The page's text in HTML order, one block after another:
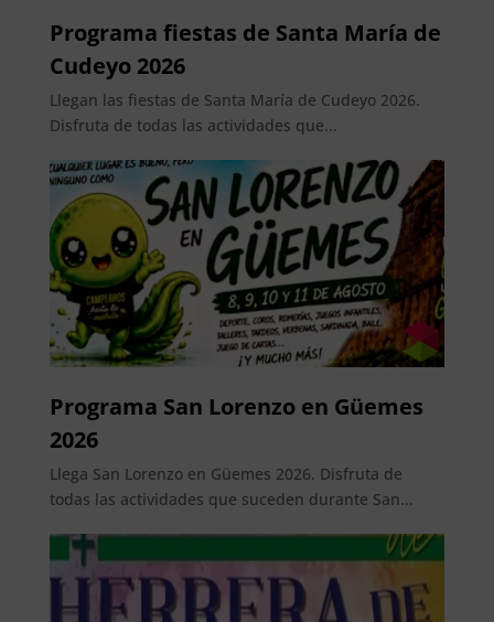
Programa fiestas de Santa María de
Cudeyo 2026
Llegan las fiestas de Santa María de Cudeyo 2026.
Disfruta de todas las actividades que...
Programa San Lorenzo en Güemes
2026
Llega San Lorenzo en Güemes 2026. Disfruta de
todas las actividades que suceden durante San...